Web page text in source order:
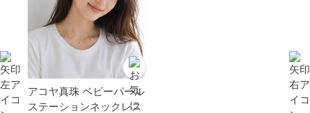
アコヤ真珠 ベビーパール
ステーションネックレス